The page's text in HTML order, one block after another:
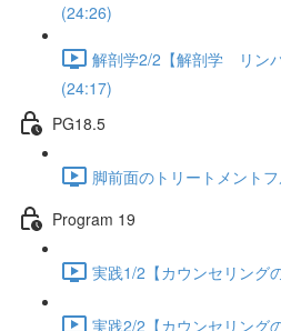
(24:26)
解剖学2/2【解剖学 リン
(24:17)
PG18.5
脚前面のトリートメント
Program 19
実践1/2【カウンセリング
実践2/2【カウンセリング